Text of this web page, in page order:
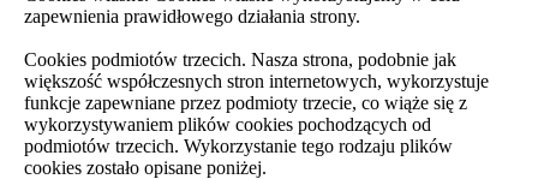
zapewnienia prawidłowego działania strony.
Cookies podmiotów trzecich. Nasza strona, podobnie jak
większość współczesnych stron internetowych, wykorzystuje
funkcje zapewniane przez podmioty trzecie, co wiąże się z
wykorzystywaniem plików cookies pochodzących od
podmiotów trzecich. Wykorzystanie tego rodzaju plików
cookies zostało opisane poniżej.